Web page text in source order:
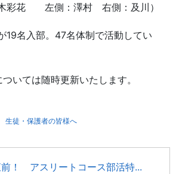
木彩花 左側：澤村 右側：及川）
19名入部。47名体制で活動してい
ついては随時更新いたします。
生徒・保護者の皆様へ
！ アスリートコース部活特...